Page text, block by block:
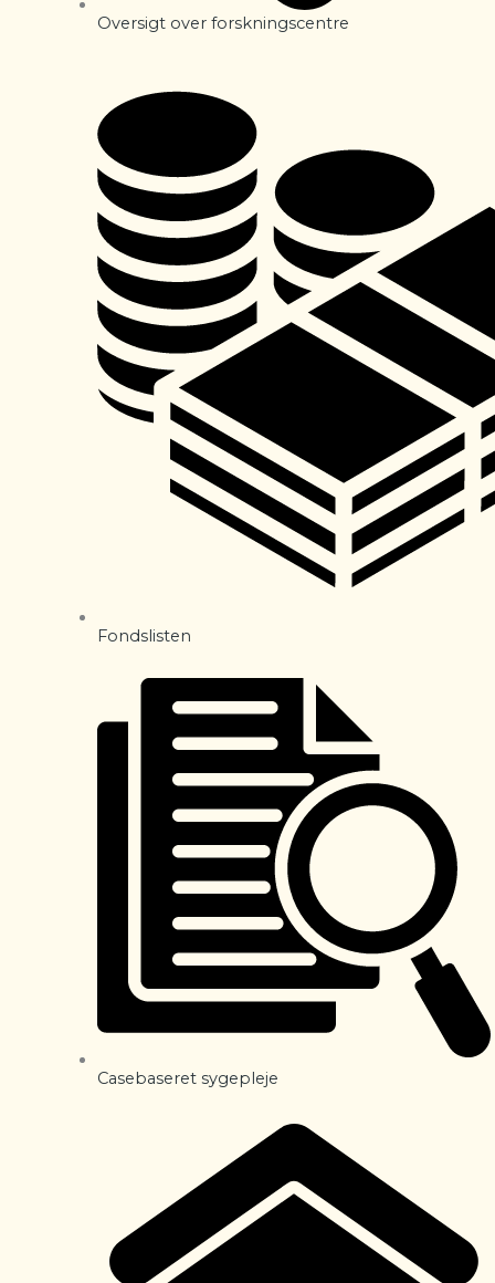
Oversigt over forskningscentre
Fondslisten
Casebaseret sygepleje